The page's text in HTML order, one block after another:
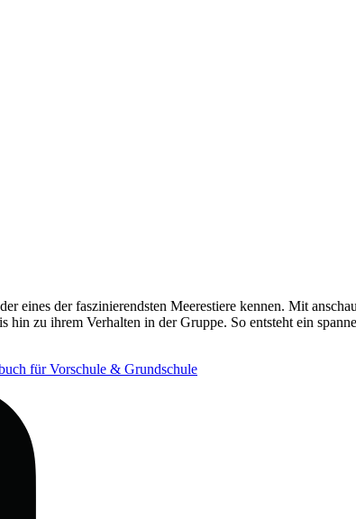
eines der faszinierendsten Meerestiere kennen. Mit
zu ihrem Verhalten in der Gruppe. So entsteht ein
für Vorschule & Grundschule